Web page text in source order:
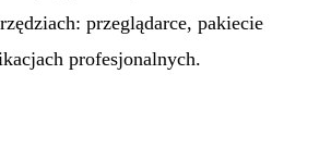
przeglądarce, pakiecie
profesjonalnych.